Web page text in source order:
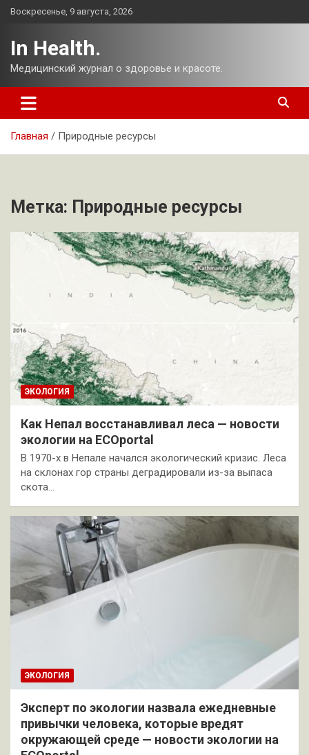
Перейти
Воскресенье, 9 августа, 2026
In Health.
Медицинский журнал о здоровье и красоте.
Главная Природные ресурсы
Метка: Природные ресурсы
ЭКОЛОГИЯ
Как Непал восстанавливал леса — новости
экологии на ECOportal
В 1970-х в Непале начался экологический кризис. Леса
на склонах гор страны деградировали из-за выпаса
скота…
ЭКОЛОГИЯ
Эксперт по экологии назвала ежедневные
привычки человека, которые вредят
окружающей среде — новости экологии на